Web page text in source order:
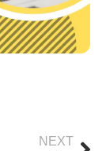
NEXT